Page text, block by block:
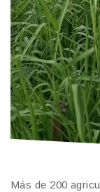
Más de 200